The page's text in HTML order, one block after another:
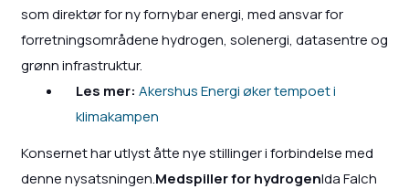
som direktør for ny fornybar energi, med ansvar for
forretningsområdene hydrogen, solenergi, datasentre og
grønn infrastruktur.
Les mer: Akershus Energi øker tempoet i
klimakampen
Konsernet har utlyst åtte nye stillinger i forbindelse med
denne nysatsningen.Medspiller for hydrogenIda Falch